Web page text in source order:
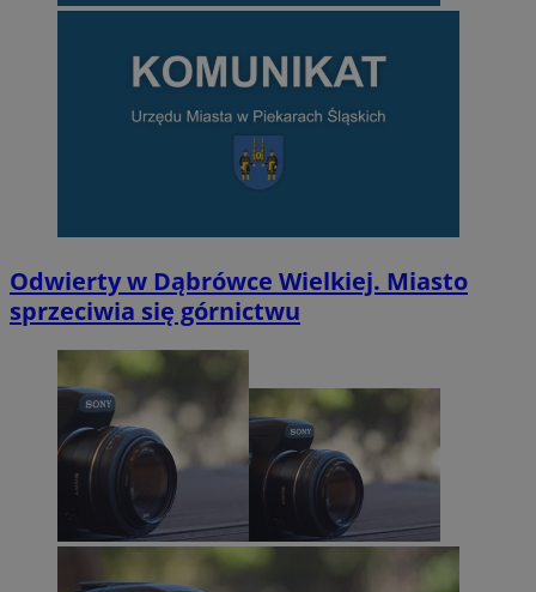
Odwierty w Dąbrówce Wielkiej. Miasto
sprzeciwia się górnictwu